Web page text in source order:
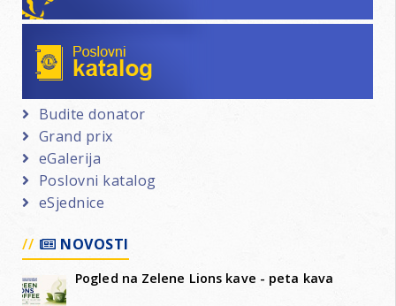
Budite donator
Grand prix
eGalerija
Poslovni katalog
eSjednice
NOVOSTI
Pogled na Zelene Lions kave - peta kava